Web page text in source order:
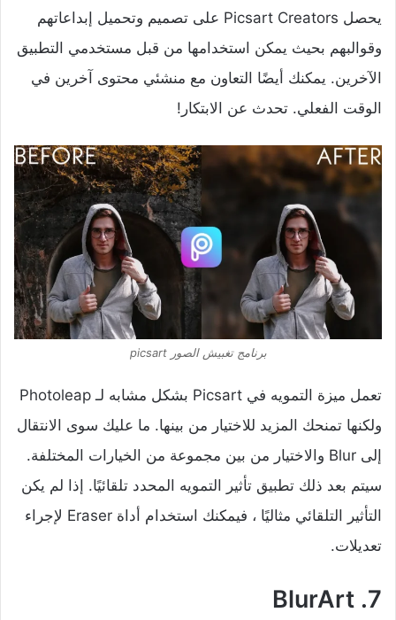
يحصل Picsart Creators على تصميم وتحميل إبداعاتهم
وقوالبهم بحيث يمكن استخدامها من قبل مستخدمي التطبيق
الآخرين. يمكنك أيضًا التعاون مع منشئي محتوى آخرين في
الوقت الفعلي. تحدث عن الابتكار!
برنامج تغبيش الصور picsart
تعمل ميزة التمويه في Picsart بشكل مشابه لـ Photoleap
ولكنها تمنحك المزيد للاختيار من بينها. ما عليك سوى الانتقال
إلى Blur والاختيار من بين مجموعة من الخيارات المختلفة.
سيتم بعد ذلك تطبيق تأثير التمويه المحدد تلقائيًا. إذا لم يكن
التأثير التلقائي مثاليًا ، فيمكنك استخدام أداة Eraser لإجراء
تعديلات.
7. BlurArt